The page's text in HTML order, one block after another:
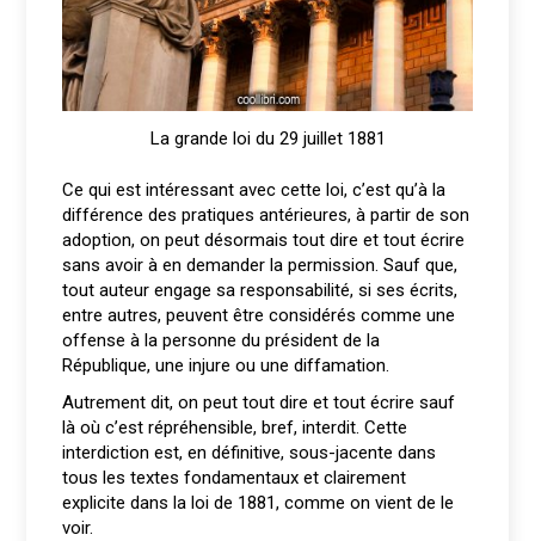
La grande loi du 29 juillet 1881
Ce qui est intéressant avec cette loi, c’est qu’à la
différence des pratiques antérieures, à partir de son
adoption, on peut désormais tout dire et tout écrire
sans avoir à en demander la permission. Sauf que,
tout auteur engage sa responsabilité, si ses écrits,
entre autres, peuvent être considérés comme une
offense à la personne du président de la
République, une injure ou une diffamation.
Autrement dit, on peut tout dire et tout écrire sauf
là où c’est répréhensible, bref, interdit. Cette
interdiction est, en définitive, sous-jacente dans
tous les textes fondamentaux et clairement
explicite dans la loi de 1881, comme on vient de le
voir.